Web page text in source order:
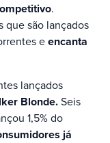
.
que são lançados
e encanta
lançados
Blonde. Seis
1,5% do
já